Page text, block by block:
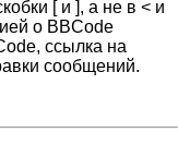
[ и ], а не в < и
о BBCode
ссылка на
сообщений.